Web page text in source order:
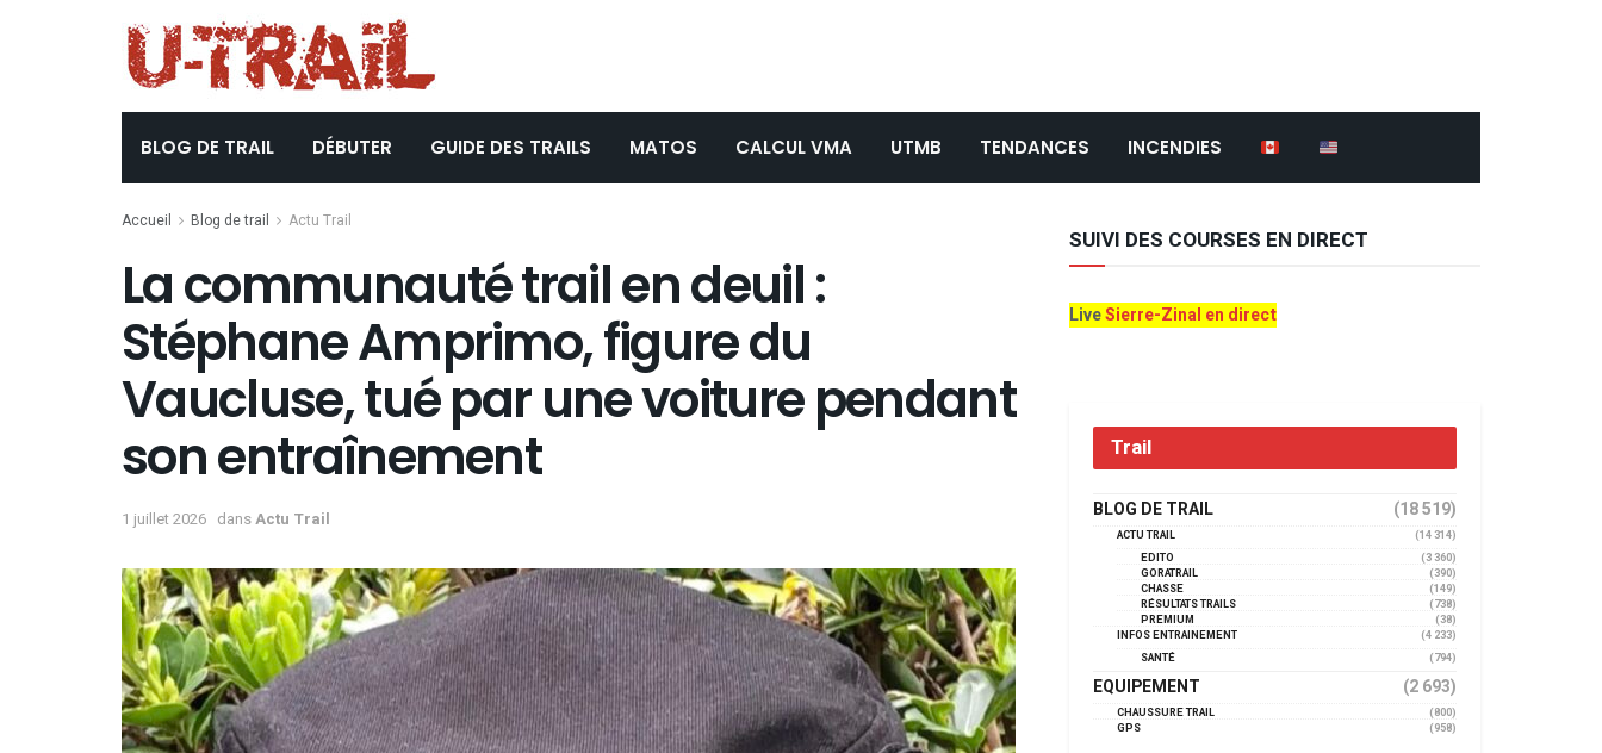
BLOG DE TRAIL DÉBUTER GUIDE DES TRAILS MATOS CALCUL VMA UTMB TENDANCES INCENDIES
Accueil Blog de trail Actu Trail
La communauté trail en deuil :
Stéphane Amprimo, figure du
Vaucluse, tué par une voiture pendant
son entraînement
1 juillet 2026 dansActu Trail
SUIVI DES COURSES EN DIRECT
LiveSierre-Zinal en direct
Trail
BLOG DE TRAIL (18 519)
ACTU TRAIL
(14 314)
EDITO
(3 360)
GORATRAIL
(390)
CHASSE
(149)
RÉSULTATS TRAILS
(738)
PREMIUM
(38)
INFOS ENTRAINEMENT
(4 233)
SANTÉ
(794)
EQUIPEMENT (2 693)
CHAUSSURE TRAIL
(800)
GPS
(958)